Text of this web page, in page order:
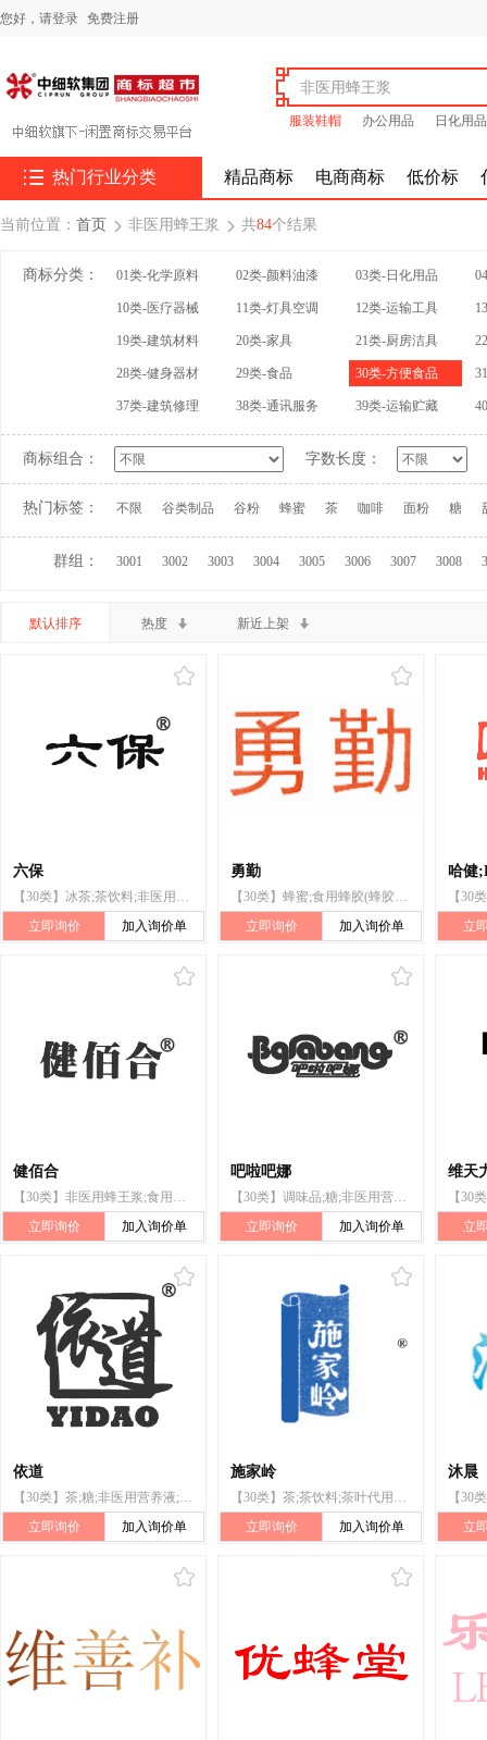
您好， 请登录 免费注册
服装鞋帽 办公用品 日化用品
 热门行业分类 精品商标 电商商标 低价标
当前位置： 首页  非医用蜂王浆  共84个结果
商标分类： 01类-化学原料 02类-颜料油漆 03类-日化用品
10类-医疗器械 11类-灯具空调 12类-运输工具
19类-建筑材料 20类-家具 21类-厨房洁具
28类-健身器材 29类-食品 30类-方便食品
37类-建筑修理 38类-通讯服务 39类-运输贮藏
商标组合： 字数长度：
热门标签： 不限 谷类制品 谷粉 蜂蜜 茶 咖啡 面粉 糖
群组： 3001 3002 3003 3004 3005 3006 3007 3008
默认排序 热度 新近上架
六保
【30类】冰茶;茶饮料;非医用蜂王浆;粉丝(条);蜂蜜;谷类制品;食用蜂胶(蜜蜂胶)
立即询价
加入询价单
勇勤
【30类】蜂蜜;食用蜂胶(蜂胶);非医用营养液;茶;糖;花粉健身膏;调味品;酱油;非医用营养粉;非医用蜂王浆
立即询价
加入询价单
哈健
立
健佰合
【30类】非医用蜂王浆;食用蜂胶(蜂胶);燕窝梨膏;枇杷膏;蜂蜜;蜂胶;龟苓膏;甜食(糖果)
立即询价
加入询价单
吧啦吧娜
【30类】调味品;糖;非医用营养液;咖啡;食用冰;米粉;糕点;茶;谷类制品;非医用蜂王浆
立即询价
加入询价单
维天
立
依道
【30类】茶;糖;非医用营养液;非医用营养膏;非医用营养胶囊;咖啡;糕点;非医用营养粉;食用冰;非医用蜂王浆
立即询价
加入询价单
施家岭
【30类】茶;茶饮料;茶叶代用品;可可饮料;糖;非医用蜂王浆;非医用营养胶囊;食盐;调味品;酱油
立即询价
加入询价单
沐晨
立